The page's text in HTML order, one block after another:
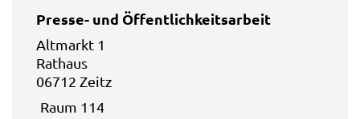
Presse- und Öffentlichkeitsarbeit
Altmarkt 1
Rathaus
06712 Zeitz
Raum 114